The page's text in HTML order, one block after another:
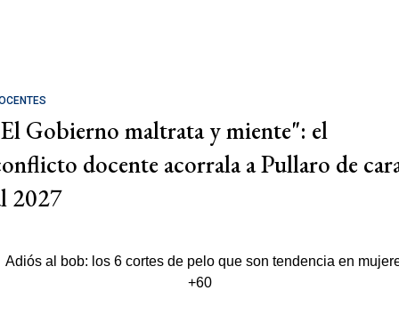
Gobierno maltrata y miente": el
docente acorrala a Pullaro de
2027